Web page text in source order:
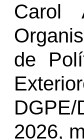
Carol
de
2026,